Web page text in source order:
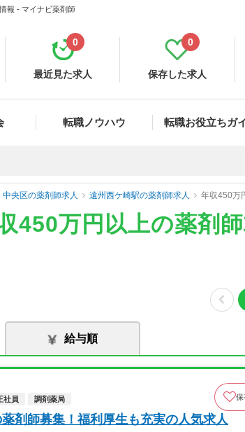
報 - マイナビ薬剤師
最近見た求人
0
保存した求人
0
転職ノウハウ 転職お役立ちガ
中央区の薬剤師求人 遠州西ケ崎駅の薬剤師求人 年収450万
450万円以上の薬剤
給与順
社員 調剤薬局 保
剤師募集！福利厚生も充実の人気求人